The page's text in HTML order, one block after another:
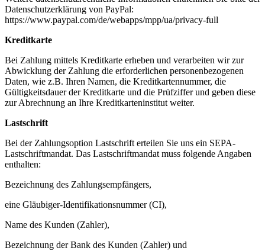
Datenschutzerklärung von PayPal:
https://www.paypal.com/de/webapps/mpp/ua/privacy-full
Kreditkarte
Bei Zahlung mittels Kreditkarte erheben und verarbeiten wir zur
Abwicklung der Zahlung die erforderlichen personenbezogenen
Daten, wie z.B. Ihren Namen, die Kreditkartennummer, die
Gültigkeitsdauer der Kreditkarte und die Prüfziffer und geben diese
zur Abrechnung an Ihre Kreditkarteninstitut weiter.
Lastschrift
Bei der Zahlungsoption Lastschrift erteilen Sie uns ein SEPA-
Lastschriftmandat. Das Lastschriftmandat muss folgende Angaben
enthalten:
Bezeichnung des Zahlungsempfängers,
eine Gläubiger-Identifikationsnummer (CI),
Name des Kunden (Zahler),
Bezeichnung der Bank des Kunden (Zahler) und